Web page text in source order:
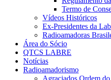
Termo de
Vídeos Históricos
Ex-Presidentes da
Radioamadoras
Área do Sócio
QTCS LABRE
Notícias
Radioamadorismo
Agraciados Ordem